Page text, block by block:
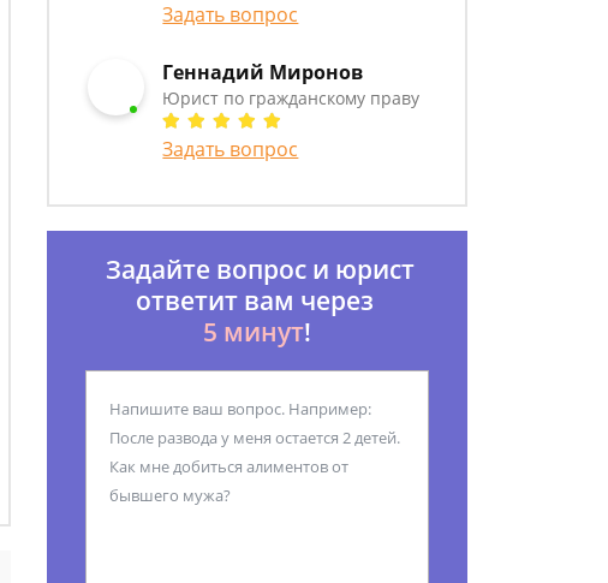
Задать вопрос
Геннадий Миронов
Юрист по гражданскому праву
Задать вопрос
Задайте вопрос и юрист
ответит вам через
5 минут!